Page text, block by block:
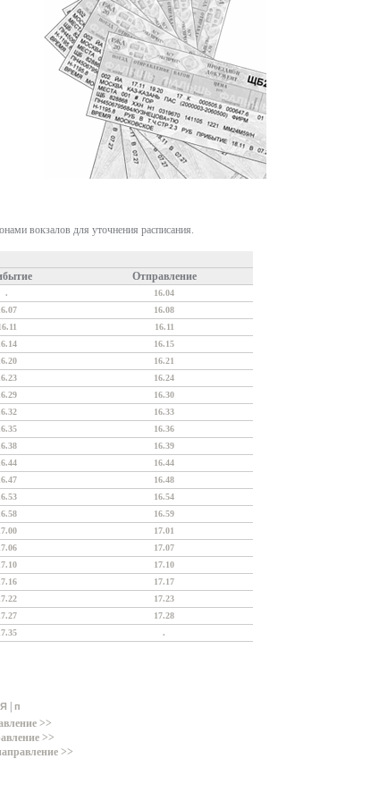
вокзалов для уточнения расписания.
Отправление
.
16.04
16.08
16.11
16.15
16.21
16.24
16.30
16.33
16.36
16.39
16.44
16.48
16.54
16.59
17.01
17.07
17.10
17.17
17.23
17.28
.
Я п
>>
>>
>>